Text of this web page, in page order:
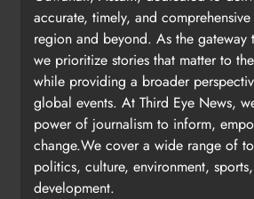
accurate, timely, and
region and beyond. As the gateway
we prioritize stories that matter to
while providing a broader
global events. At Third Eye News,
power of journalism to inform,
change.We cover a wide range of
politics, culture, environment,
development.